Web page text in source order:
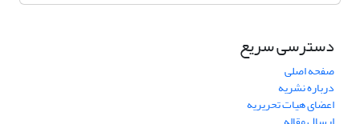
دسترسی سریع
صفحه اصلی
درباره نشریه
اعضای هیات تحریریه